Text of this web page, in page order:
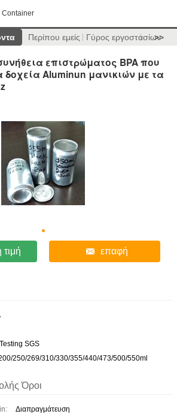
Container
Περίπου εμείς Γύρος εργοστασίων
>>
επιστρώματος BPA που
δοχεία Aluminun μανικιών με τα
επαφή
SGS
250/269/310/330/355/440/473/500/550ml
Όροι
Διαπραγμάτευση